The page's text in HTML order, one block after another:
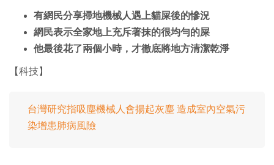
有網民分享掃地機械人遇上貓屎後的慘況
網民表示全家地上充斥著抹的很均勻的屎
他最後花了兩個小時，才徹底將地方清潔乾淨
【科技】
台灣研究指吸塵機械人會揚起灰塵 造成室內空氣污
染增患肺病風險